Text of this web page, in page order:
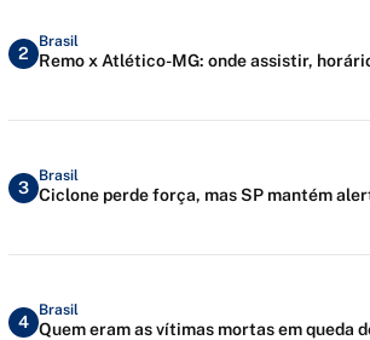
2
Brasil
Remo x Atlético-MG: onde assistir,
3
Brasil
Ciclone perde força, mas SP mantém
4
Brasil
Quem eram as vítimas mortas em queda